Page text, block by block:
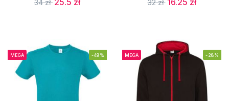
34 zł 32 zł
MEGA -49% MEGA -28%